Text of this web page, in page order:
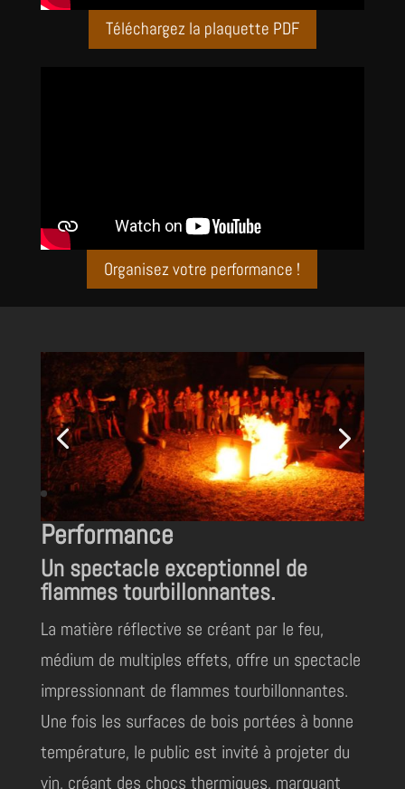
Téléchargez la plaquette PDF
Organisez votre performance !
Performance
Un spectacle exceptionnel de
flammes tourbillonnantes.
La matière réflective se créant par le feu,
médium de multiples effets, offre un spectacle
impressionnant de flammes tourbillonnantes.
Une fois les surfaces de bois portées à bonne
température, le public est invité à projeter du
vin, créant des chocs thermiques, marquant